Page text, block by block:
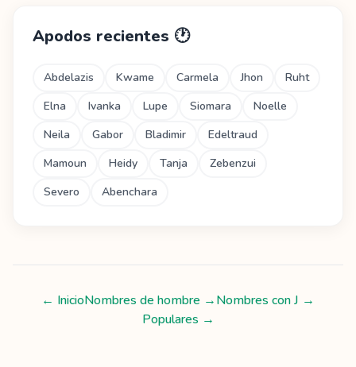
Apodos recientes 🕐
Abdelazis Kwame Carmela Jhon
Ruht
Elna
Ivanka Lupe Siomara
Noelle
Neila
Gabor Bladimir
Edeltraud
Mamoun
Heidy Tanja
Zebenzui
Severo
Abenchara
← InicioNombres de hombre →Nombres conJ →
Populares →